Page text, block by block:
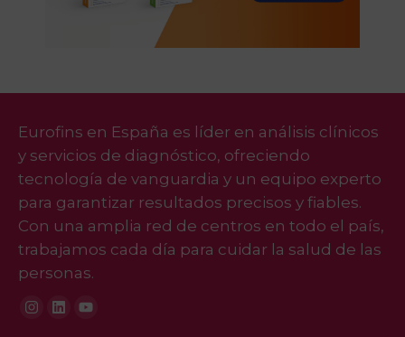
Eurofins en España es líder en análisis clínicos
y servicios de diagnóstico, ofreciendo
tecnología de vanguardia y un equipo experto
para garantizar resultados precisos y fiables.
Con una amplia red de centros en todo el país,
trabajamos cada día para cuidar la salud de las
personas.
Instagram
Linkedin
Youtube